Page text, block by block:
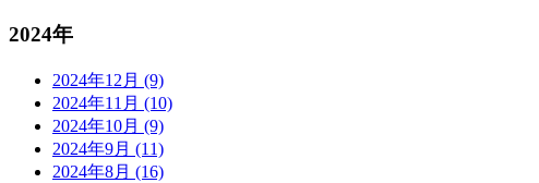
2024年
2024年12月 (9)
2024年11月 (10)
2024年10月 (9)
2024年9月 (11)
2024年8月 (16)